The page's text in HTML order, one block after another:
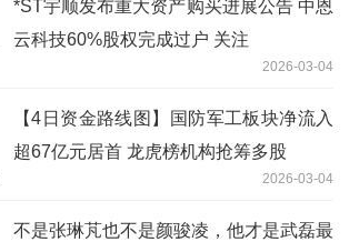
*ST宇顺发布重大资产购买进展公告 中恩
云科技60%股权完成过户 关注
2026-03-04
【4日资金路线图】国防军工板块净流入
超67亿元居首 龙虎榜机构抢筹多股
2026-03-04
不是张琳芃也不是颜骏凌，他才是武磊最